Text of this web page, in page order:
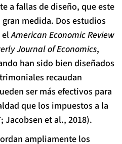
a fallas de diseño, que este
medida. Dos estudios
elAmerican Economic Review
Journal of Economics,
han sido bien diseñados
recaudan
ser más efectivos para
que los impuestos a la
Jacobsen et al., 2018).
ampliamente los